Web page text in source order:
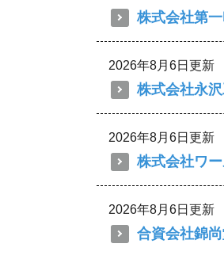
株式会社第一
2026年8月6日更新
株式会社永
2026年8月6日更新
株式会社ワ
2026年8月6日更新
合資会社錦